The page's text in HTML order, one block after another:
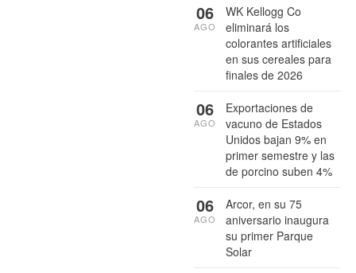
WK Kellogg Co
eliminará los
colorantes artificiales
en sus cereales para
finales de 2026
06
AGO
Exportaciones de
vacuno de Estados
Unidos bajan 9% en
primer semestre y las
de porcino suben 4%
06
AGO
Arcor, en su 75
aniversario inaugura
su primer Parque
Solar
06
AGO